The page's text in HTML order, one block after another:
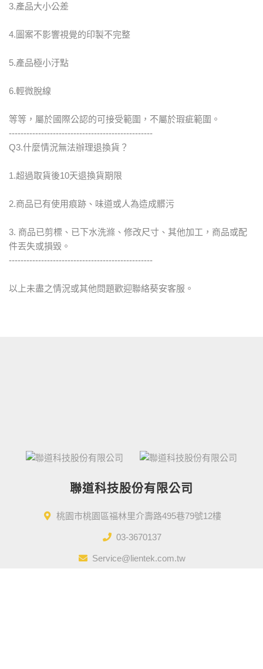
3.產品大小公差
4.圖案不影響視覺的印製不完整
5.產品極小汙點
6.輕微脫線
等等，屬於國際公認的可接受範圍，不屬於瑕疵範圍。
-------------------------------------------------
Q3.什麼情況無法辦理退換貨？
1.超過取貨後10天退換貨期限
2.商品已有使用痕跡、味道或人為造成髒污
3. 商品已剪標、已下水洗滌、修改尺寸、其他加工，商品或配
件丟失或損毀。
-------------------------------------------------
以上未盡之情況或其他問題歡迎聯絡葵安客服。
聯道科技股份有限公司
桃園市桃園區福林里介壽路495巷79號12樓
03-3670137
Service@lientek.com.tw